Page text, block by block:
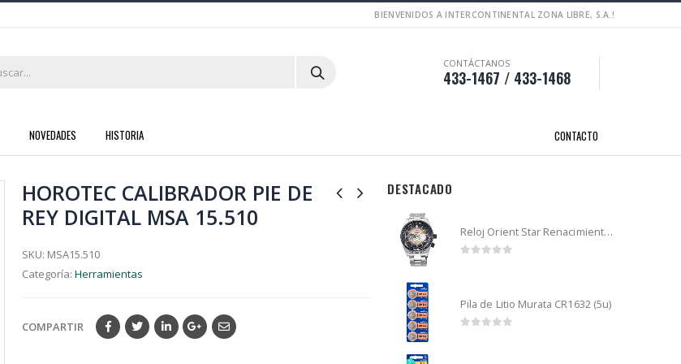
BIENVENIDOS A INTERCONTINENTAL ZONA LIBRE, S.A.!
CONTÁCTANOS
433-1467 / 433-1468
NOVEDADES HISTORIA CONTACTO
HOROTEC CALIBRADOR PIE DE
REY DIGITAL MSA 15.510
SKU: MSA15.510
Categoría: Herramientas
COMPARTIR
DESTACADO
Reloj Orient Star Renacimiento mecánico - Retro Future Guitar - RA-AR0303G
Pila de Litio Murata CR1632 (5u)